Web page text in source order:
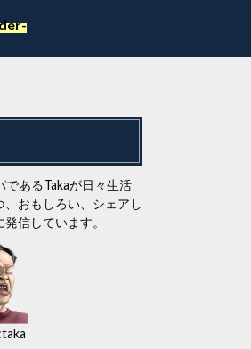
あるTakaが日々生活
、おもしろい、シェアし
信しています。